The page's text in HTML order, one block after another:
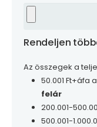
Rendeljen
Az összegek a
50.001 Ft+áfa
felár
200.001-
500.001-